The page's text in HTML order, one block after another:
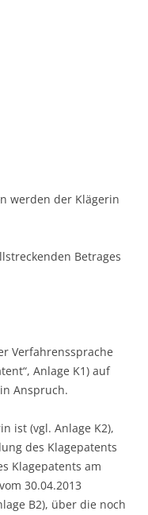
werden der Klägerin
Betrages
Verfahrenssprache
Anlage K1) auf
Anspruch.
ist (vgl. Anlage K2),
des Klagepatents
Klagepatents am
30.04.2013
B2), über die noch